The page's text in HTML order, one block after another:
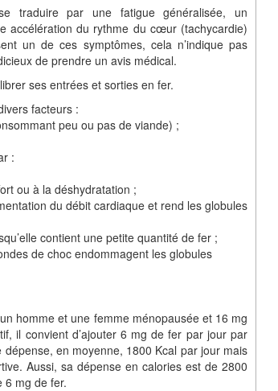
traduire par une fatigue généralisée, un
accélération du rythme du cœur (tachycardie)
un de ces symptômes, cela n’indique pas
de prendre un avis médical.
ses entrées et sorties en fer.
facteurs :
peu ou pas de viande) ;
:
ou à la déshydratation ;
du débit cardiaque et rend les globules
contient une petite quantité de fer ;
de choc endommagent les globules
homme et une femme ménopausée et 16 mg
il convient d’ajouter 6 mg de fer par jour par
en moyenne, 1800 Kcal par jour mais
Aussi, sa dépense en calories est de 2800
6 mg de fer.